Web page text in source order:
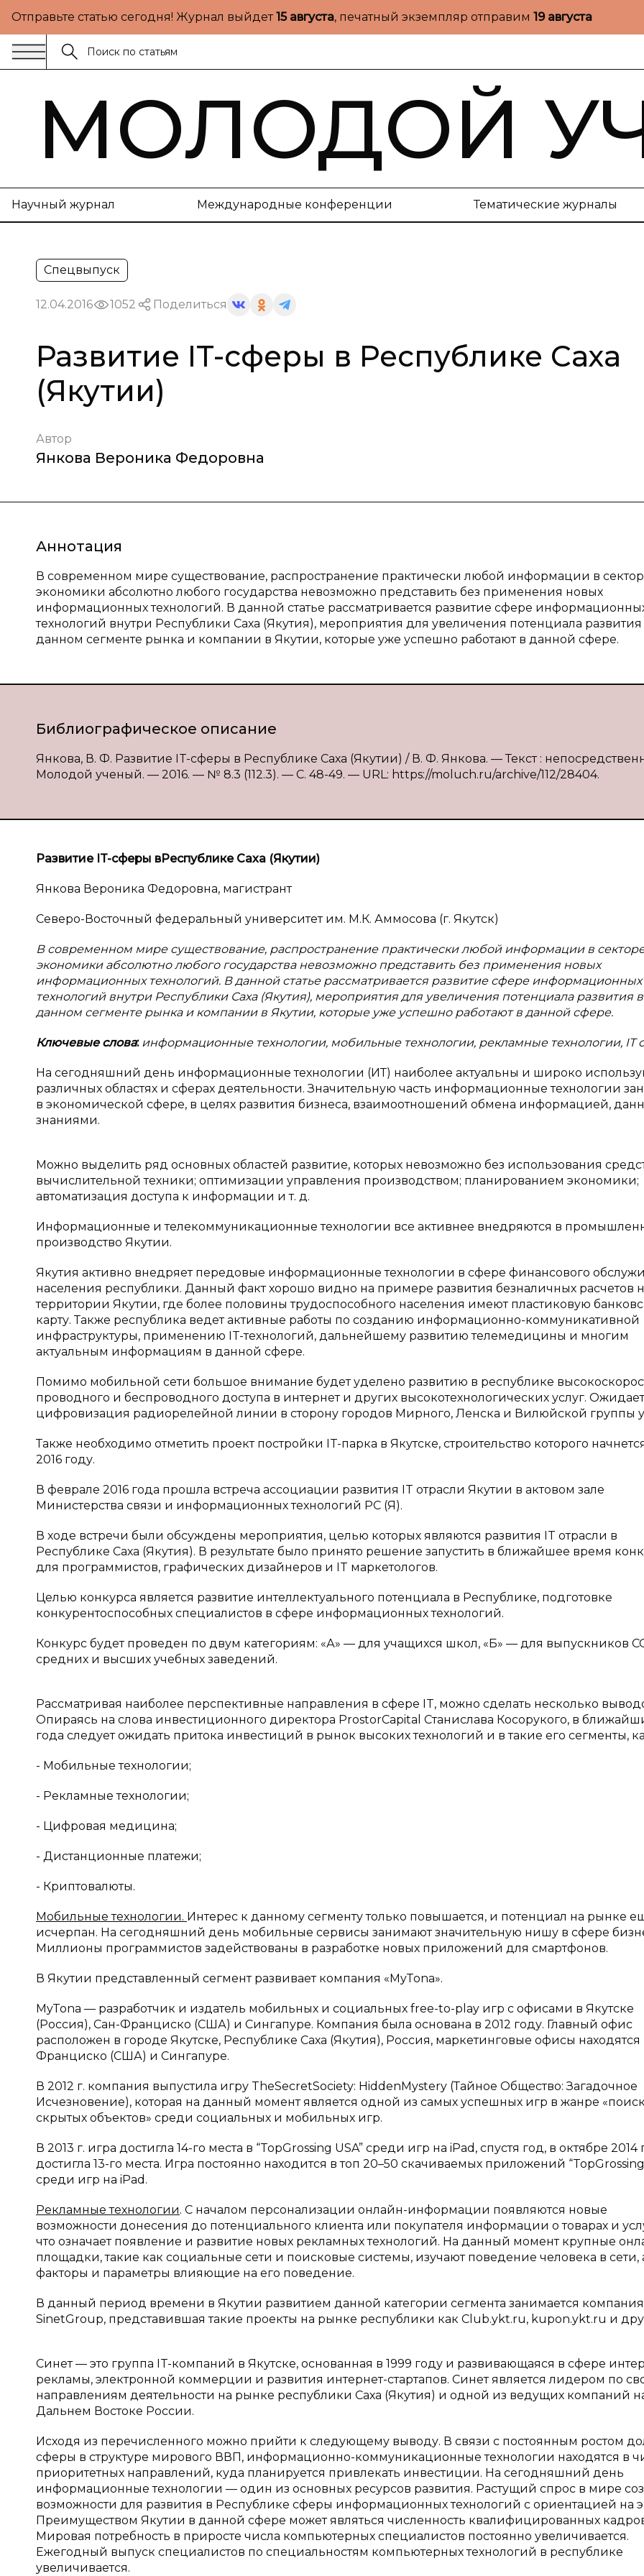
Отправьте статью сегодня! Журнал выйдет15 августа, печатный экземпляр отправим 19 августа
МОЛОДОЙ
Научный журнал Международные конференции Тематические журналы
Спецвыпуск
12.04.2016 1052 Поделиться
Развитие IT-сферы в Республике Саха
(Якутии)
Автор
Янкова Вероника Федоровна
Аннотация
В современном мире существование, распространение практически любой информации в
экономики абсолютно любого государства невозможно представить без применения новых
информационных технологий. В данной статье рассматривается развитие сфере
технологий внутри Республики Саха (Якутия), мероприятия для увеличения потенциала развития
данном сегменте рынка и компании в Якутии, которые уже успешно работают в данной сфере.
Библиографическое описание
Янкова, В. Ф. Развитие IT-сферы в Республике Саха (Якутии) / В. Ф. Янкова. — Текст :
Молодой ученый. — 2016. — № 8.3 (112.3). — С. 48-49. — URL: https://moluch.ru/archive/112/28404.
Развитие IT-сферы вРеспублике Саха (Якутии)
Янкова Вероника Федоровна, магистрант
Северо-Восточный федеральный университет им. М.К. Аммосова (г. Якутск)
В современном мире существование, распространение практически любой информации в
экономики абсолютно любого государства невозможно представить без применения новых
информационных технологий. В данной статье рассматривается развитие сфере информационных
технологий внутри Республики Саха (Якутия), мероприятия для увеличения потенциала развития в
данном сегменте рынка и компании в Якутии, которые уже успешно работают в данной сфере.
Ключевые слова: информационные технологии, мобильные технологии, рекламные технологии, IT
На сегодняшний день информационные технологии (ИТ) наиболее актуальны и широко
различных областях и сферах деятельности. Значительную часть информационные технологии
в экономической сфере, в целях развития бизнеса, взаимоотношений обмена информацией,
знаниями.
Можно выделить ряд основных областей развитие, которых невозможно без использования
вычислительной техники; оптимизации управления производством; планированием экономики;
автоматизация доступа к информации и т. д.
Информационные и телекоммуникационные технологии все активнее внедряются в
производство Якутии.
Якутия активно внедряет передовые информационные технологии в сфере финансового
населения республики. Данный факт хорошо видно на примере развития безналичных расчетов
территории Якутии, где более половины трудоспособного населения имеют пластиковую
карту. Также республика ведет активные работы по созданию информационно-коммуникативной
инфраструктуры, применению IT-технологий, дальнейшему развитию телемедицины и многим
актуальным информациям в данной сфере.
Помимо мобильной сети большое внимание будет уделено развитию в республике
проводного и беспроводного доступа в интернет и других высокотехнологических услуг.
цифровизация радиорелейной линии в сторону городов Мирного, Ленска и Вилюйской группы
Также необходимо отметить проект постройки IT-парка в Якутске, строительство которого
2016 году.
В феврале 2016 года прошла встреча ассоциации развития IT отрасли Якутии в актовом зале
Министерства связи и информационных технологий РС (Я).
В ходе встречи были обсуждены мероприятия, целью которых являются развития IT отрасли в
Республике Саха (Якутия). В результате было принято решение запустить в ближайшее время
для программистов, графических дизайнеров и IT маркетологов.
Целью конкурса является развитие интеллектуального потенциала в Республике, подготовке
конкурентоспособных специалистов в сфере информационных технологий.
Конкурс будет проведен по двум категориям: «А» — для учащихся школ, «Б» — для выпускников
средних и высших учебных заведений.
Рассматривая наиболее перспективные направления в сфере IT, можно сделать несколько
Опираясь на слова инвестиционного директора ProstorCapital Станислава Косорукого, в
года следует ожидать притока инвестиций в рынок высоких технологий и в такие его сегменты,
- Мобильные технологии;
- Рекламные технологии;
- Цифровая медицина;
- Дистанционные платежи;
- Криптовалюты.
Мобильные технологии. Интерес к данному сегменту только повышается, и потенциал на рынке
исчерпан. На сегодняшний день мобильные сервисы занимают значительную нишу в сфере
Миллионы программистов задействованы в разработке новых приложений для смартфонов.
В Якутии представленный сегмент развивает компания «MyTona».
MyTona — разработчик и издатель мобильных и социальных free-to-play игр с офисами в Якутске
(Россия), Сан-Франциско (США) и Сингапуре. Компания была основана в 2012 году. Главный офис
расположен в городе Якутске, Республике Саха (Якутия), Россия, маркетинговые офисы находятся
Франциско (США) и Сингапуре.
В 2012 г. компания выпустила игру TheSecretSociety: HiddenMystery (Тайное Общество: Загадочное
Исчезновение), которая на данный момент является одной из самых успешных игр в жанре «поиск
скрытых объектов» среди социальных и мобильных игр.
В 2013 г. игра достигла 14-го места в “TopGrossing USA” среди игр на iPad, спустя год, в октябре 2014
достигла 13-го места. Игра постоянно находится в топ 20–50 скачиваемых приложений “TopGrossing
среди игр на iPad.
Рекламные технологии. С началом персонализации онлайн-информации появляются новые
возможности донесения до потенциального клиента или покупателя информации о товарах и
что означает появление и развитие новых рекламных технологий. На данный момент крупные
площадки, такие как социальные сети и поисковые системы, изучают поведение человека в сети,
факторы и параметры влияющие на его поведение.
В данный период времени в Якутии развитием данной категории сегмента занимается компания
SinetGroup, представившая такие проекты на рынке республики как Club.ykt.ru, kupon.ykt.ru и
Синет — это группа IT-компаний в Якутске, основанная в 1999 году и развивающаяся в сфере
рекламы, электронной коммерции и развития интернет-стартапов. Синет является лидером по
направлениям деятельности на рынке республики Саха (Якутия) и одной из ведущих компаний
Дальнем Востоке России.
Исходя из перечисленного можно прийти к следующему выводу. В связи с постоянным ростом
сферы в структуре мирового ВВП, информационно-коммуникационные технологии находятся в
приоритетных направлений, куда планируется привлекать инвестиции. На сегодняшний день
информационные технологии — один из основных ресурсов развития. Растущий спрос в мире
возможности для развития в Республике сферы информационных технологий с ориентацией на
Преимуществом Якутии в данной сфере может являться численность квалифицированных
Мировая потребность в приросте числа компьютерных специалистов постоянно увеличивается.
Ежегодный выпуск специалистов по специальностям компьютерных технологий в республике
увеличивается.